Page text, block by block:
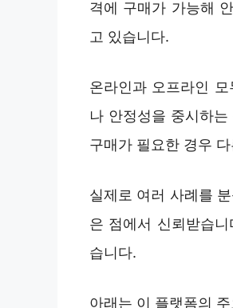
격에 구매가 가능해
고 있습니다.
온라인과 오프라인
나 안정성을 중시하
구매가 필요한 경우
실제로 여러 사례를
은 점에서 신뢰받습
습니다.
아래는 이 플랫폼의